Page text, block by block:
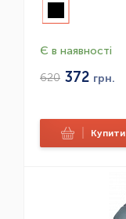
Є в наявності
620 372 грн.
Купити